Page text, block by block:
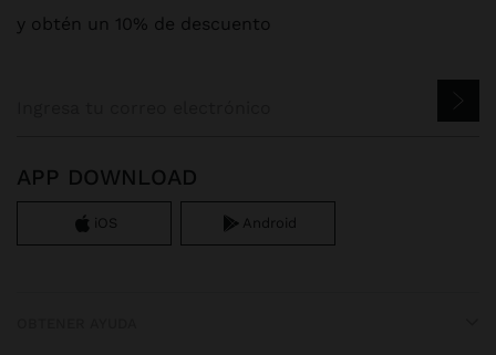
y obtén un 10% de descuento
APP DOWNLOAD
iOS Android